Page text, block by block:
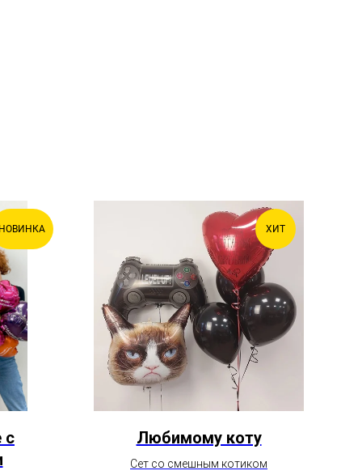
НОВИНКА
с
ХИТ
Любимому коту
Сет со смешным котиком